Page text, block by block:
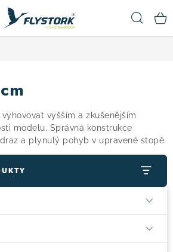
vyšším a zkušenějším
modelu. Správná konstrukce
a plynulý pohyb v upravené stopě.